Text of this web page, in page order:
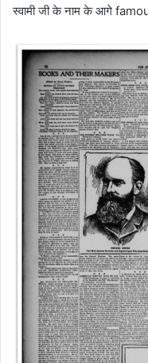
स्वामी जी के नाम के आगे